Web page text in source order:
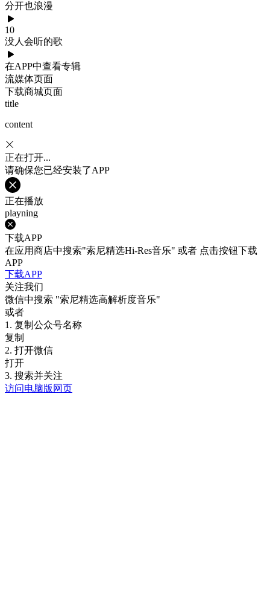
分开也浪漫
10
没人会听的歌
在APP中查看专辑
流媒体页面
下载商城页面
title
content
正在打开...
请确保您已经安装了APP
正在播放
playning
下载APP
在应用商店中搜索"索尼精选Hi-Res音乐" 或者 点击按钮下载
APP
下载APP
关注我们
微信中搜索 "索尼精选高解析度音乐"
或者
1. 复制公众号名称
复制
2. 打开微信
打开
3. 搜索并关注
访问电脑版网页